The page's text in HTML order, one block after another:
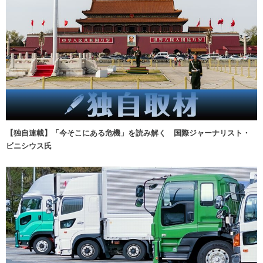
【独自連載】「今そこにある危機」を読み解く 国際ジャーナリスト・
ビニシウス氏